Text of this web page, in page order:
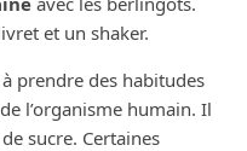
et un shaker.
prendre des habitudes
l’organisme humain. Il
sucre. Certaines